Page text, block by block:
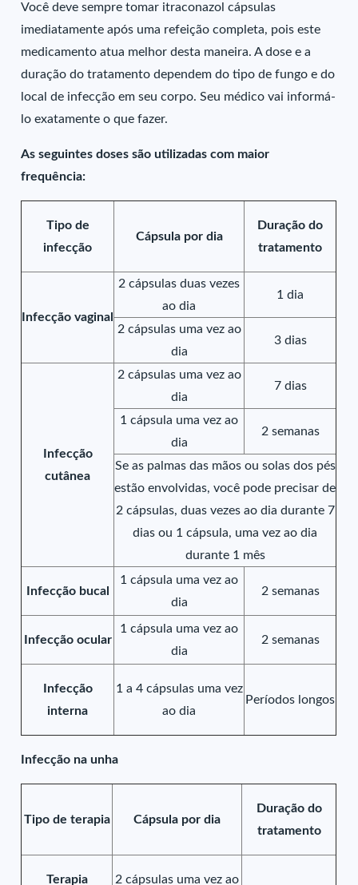
Você deve sempre tomar itraconazol cápsulas
imediatamente após uma refeição completa, pois este
medicamento atua melhor desta maneira. A dose e a
duração do tratamento dependem do tipo de fungo e do
local de infecção em seu corpo. Seu médico vai informá-
lo exatamente o que fazer.
As seguintes doses são utilizadas com maior
frequência:
Tipo de
infecção
Cápsula por dia
Duração do
tratamento
Infecção vaginal
2 cápsulas duas vezes
ao dia
1 dia
2 cápsulas uma vez ao
dia
3 dias
Infecção
cutânea
2 cápsulas uma vez ao
dia
7 dias
1 cápsula uma vez ao
dia
2 semanas
Se as palmas das mãos ou solas dos pés
estão envolvidas, você pode precisar de
2 cápsulas, duas vezes ao dia durante 7
dias ou 1 cápsula, uma vez ao dia
durante 1 mês
Infecção bucal
1 cápsula uma vez ao
dia
2 semanas
Infecção ocular
1 cápsula uma vez ao
dia
2 semanas
Infecção
interna
1 a 4 cápsulas uma vez
ao dia
Períodos longos
Infecção na unha
Tipo de terapia Cápsula por dia
Duração do
tratamento
Terapia
2 cápsulas uma vez ao